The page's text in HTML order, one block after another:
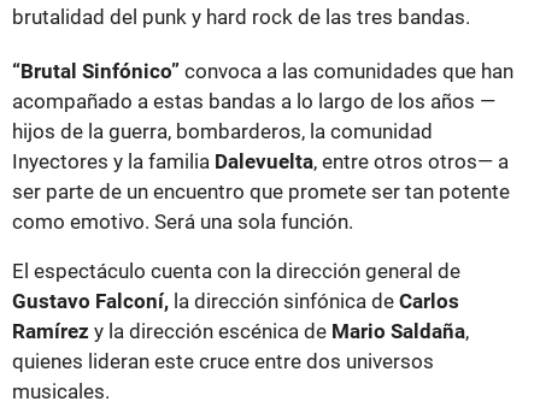
brutalidad del punk y hard rock de las tres bandas.
“Brutal Sinfónico” convoca a las comunidades que han
acompañado a estas bandas a lo largo de los años —
hijos de la guerra, bombarderos, la comunidad
Inyectores y la familia Dalevuelta, entre otros otros— a
ser parte de un encuentro que promete ser tan potente
como emotivo. Será una sola función.
El espectáculo cuenta con la dirección general de
Gustavo Falconí, la dirección sinfónica de Carlos
Ramírez y la dirección escénica de Mario Saldaña,
quienes lideran este cruce entre dos universos
musicales.